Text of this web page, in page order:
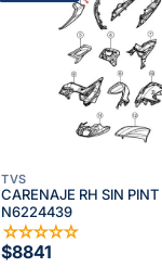
TVS
CARENAJE RH SIN PINT |
N6224439
☆☆☆☆☆
$8841